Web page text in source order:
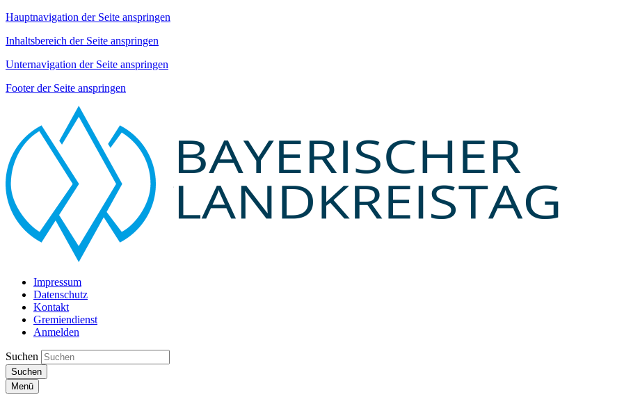
Hauptnavigation der Seite anspringen
Inhaltsbereich der Seite anspringen
Unternavigation der Seite anspringen
Footer der Seite anspringen
Impressum
Datenschutz
Kontakt
Gremiendienst
Anmelden
Suchen
Suchen
Menü